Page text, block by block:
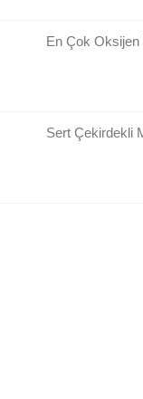
En Çok Oksijen
Sert Çekirdekli